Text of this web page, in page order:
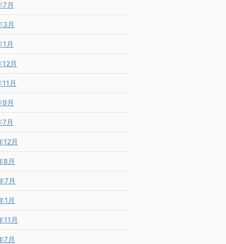
7月
3月
1月
12月
月
9月
7月
12月
8月
7月
1月
11月
7月